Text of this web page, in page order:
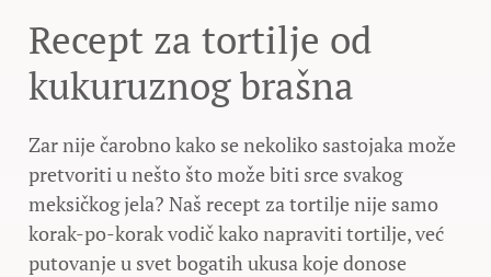
Recept za tortilje od
kukuruznog brašna
Zar nije čarobno kako se nekoliko sastojaka može
pretvoriti u nešto što može biti srce svakog
meksičkog jela? Naš recept za tortilje nije samo
korak-po-korak vodič kako napraviti tortilje, već
putovanje u svet bogatih ukusa koje donose